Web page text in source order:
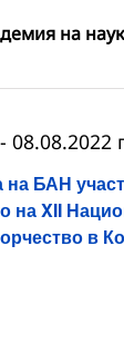
на
на БАН
на XII
в
- 08.08.2022